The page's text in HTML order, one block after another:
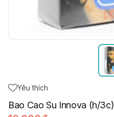
Yêu thích
Bao Cao Su Innova (h/3c)